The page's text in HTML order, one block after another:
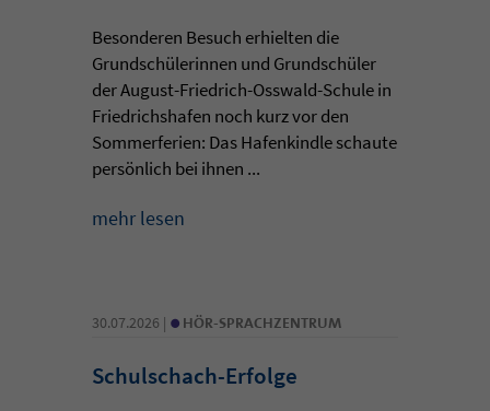
Besonderen Besuch erhielten die
Grundschülerinnen und Grundschüler
der August-Friedrich-Osswald-Schule in
Friedrichshafen noch kurz vor den
Sommerferien: Das Hafenkindle schaute
persönlich bei ihnen ...
mehr lesen
30.07.2026 | • HÖR-SPRACHZENTRUM
Schulschach-Erfolge